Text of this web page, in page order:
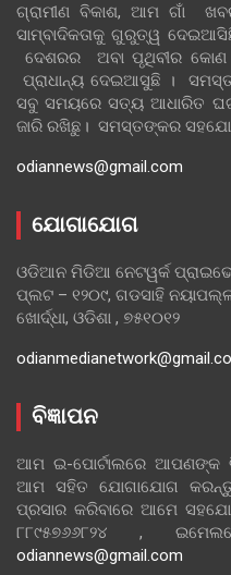
ଗ୍ରାମୀଣ ବିକାଶ, ଆମ ଗାଁ
ସାମ୍ବାଦିକତାକୁ ଗୁରୁତ୍ୱ
ଦେଶରର ଅବା ପୃଥିବୀର
ପ୍ରାଧାନ୍ୟ ଦେଇଆସୁଛି ।
ସବୁ ସମୟରେ ସତ୍ୟ ଆଧାରିତ
ଜାରି ରଖିଛୁ। ସମସ୍ତଙ୍କର
odiannews@gmail.com
ଯୋଗାଯୋଗ
ଓଡିଆନ ମିଡିଆ ନେଟୱର୍କ
ପ୍ଲଟ – ୧୨୦୯, ଗଡସାହି
ଖୋର୍ଦ୍ଧା, ଓଡିଶା , ୭୫୧୦୧୨
ବିଜ୍ଞାପନ
ଆମ ଇ-ପୋର୍ଟାଲରେ ଆପଣଙ୍କ
ଆମ ସହିତ ଯୋଗାଯୋଗ
ପ୍ରସାର କରିବାରେ ଆମେ
୮୮୯୫୭୬୬୮୨୪ ,
odiannews@gmail.com